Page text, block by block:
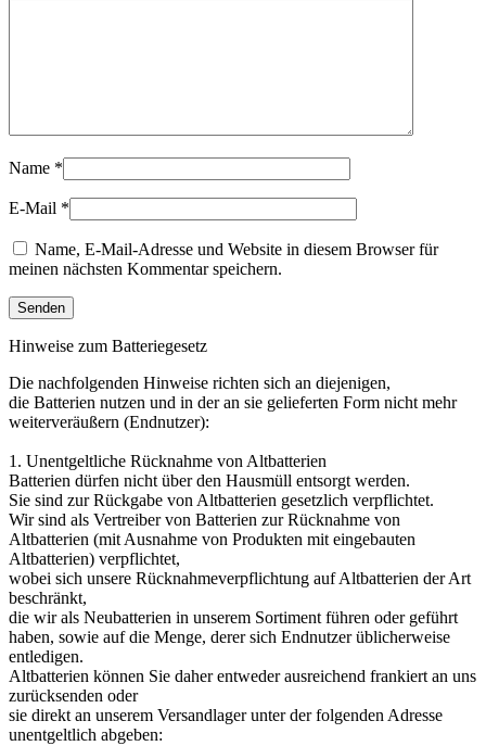
Name *
E-Mail *
Name, E-Mail-Adresse und Website in diesem Browser für
meinen nächsten Kommentar speichern.
Hinweise zum Batteriegesetz
Die nachfolgenden Hinweise richten sich an diejenigen,
die Batterien nutzen und in der an sie gelieferten Form nicht mehr
weiterveräußern (Endnutzer):
1. Unentgeltliche Rücknahme von Altbatterien
Batterien dürfen nicht über den Hausmüll entsorgt werden.
Sie sind zur Rückgabe von Altbatterien gesetzlich verpflichtet.
Wir sind als Vertreiber von Batterien zur Rücknahme von
Altbatterien (mit Ausnahme von Produkten mit eingebauten
Altbatterien) verpflichtet,
wobei sich unsere Rücknahmeverpflichtung auf Altbatterien der Art
beschränkt,
die wir als Neubatterien in unserem Sortiment führen oder geführt
haben, sowie auf die Menge, derer sich Endnutzer üblicherweise
entledigen.
Altbatterien können Sie daher entweder ausreichend frankiert an uns
zurücksenden oder
sie direkt an unserem Versandlager unter der folgenden Adresse
unentgeltlich abgeben: